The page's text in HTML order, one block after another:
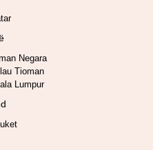
Negara
Tioman
Lumpur